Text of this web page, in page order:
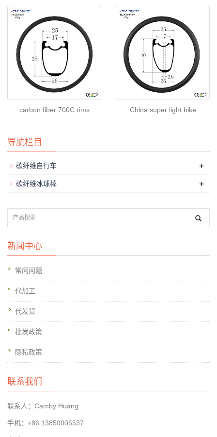
carbon fiber 700C rims China super light bike
导航栏目
碳纤维自行车 +
碳纤维冰球棒 +
新闻中心
常问问题
代加工
代发货
批发政策
隐私政策
联系我们
联系人：Camby Huang
手机：+86 13850005537